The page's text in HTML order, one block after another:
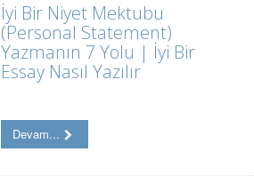
İyi Bir Niyet Mektubu
(Personal Statement)
Yazmanın 7 Yolu | İyi Bir
Essay Nasıl Yazılır
Devam...